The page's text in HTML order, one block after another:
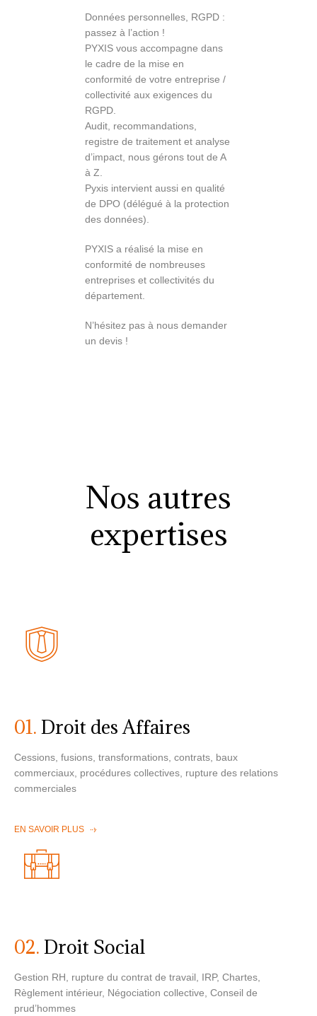
Données personnelles, RGPD :
passez à l’action !
PYXIS vous accompagne dans
le cadre de la mise en
conformité de votre entreprise /
collectivité aux exigences du
RGPD.
Audit, recommandations,
registre de traitement et analyse
d’impact, nous gérons tout de A
à Z.
Pyxis intervient aussi en qualité
de DPO (délégué à la protection
des données).
PYXIS a réalisé la mise en
conformité de nombreuses
entreprises et collectivités du
département.
N’hésitez pas à nous demander
un devis !
Nos autres
expertises
01. Droit des Affaires
Cessions, fusions, transformations, contrats, baux
commerciaux, procédures collectives, rupture des relations
commerciales
EN SAVOIR PLUS
02. Droit Social
Gestion RH, rupture du contrat de travail, IRP, Chartes,
Règlement intérieur, Négociation collective, Conseil de
prud’hommes